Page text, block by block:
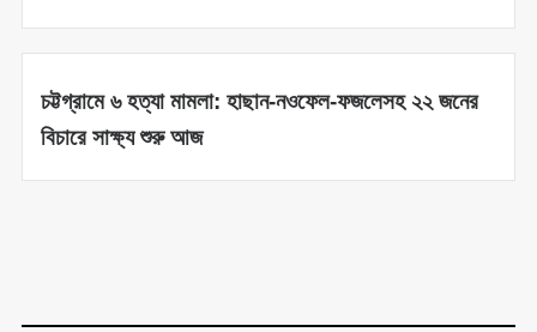
চট্টগ্রামে ৬ হত্যা মামলা: হাছান-নওফেল-ফজলেসহ ২২ জনের
বিচারে সাক্ষ্য শুরু আজ